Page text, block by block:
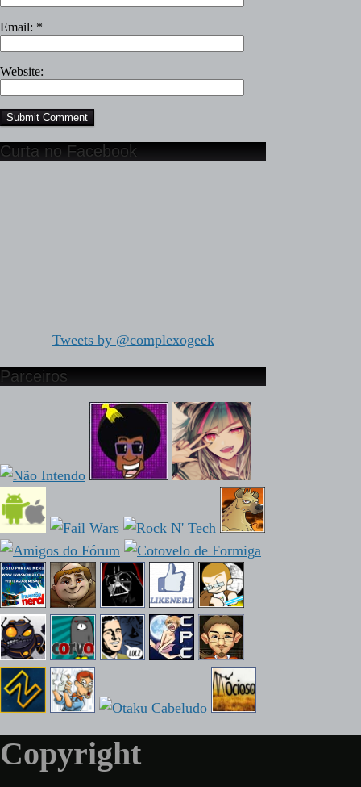
Email: *
Website:
Curta no Facebook
Tweets by @complexogeek
Parceiros
Copyright